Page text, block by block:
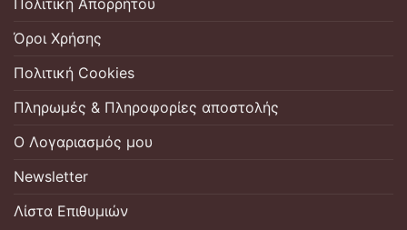
Όροι Χρήσης
Πολιτική Cookies
Πληρωμές & Πληροφορίες αποστολής
Ο Λογαριασμός μου
Newsletter
Λίστα Επιθυμιών